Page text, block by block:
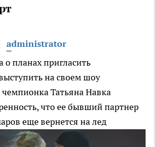
administrator
о планах пригласить
на своем шоу
Татьяна Навка
что ее бывший партнер
еще вернется на лед